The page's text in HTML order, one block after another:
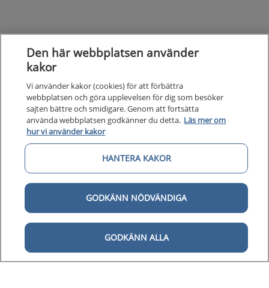
Kunskapsstöd
Om 1177 för vårdpersonal Om
Digital tillgänglighet
Den här webbplatsen använder
kakor
Vi använder kakor (cookies) för att förbättra
webbplatsen och göra upplevelsen för dig som besöker
sajten bättre och smidigare. Genom att fortsätta
använda webbplatsen godkänner du detta. Läs mer om
hur vi använder kakor
HANTERA KAKOR
GODKÄNN NÖDVÄNDIGA
GODKÄNN ALLA